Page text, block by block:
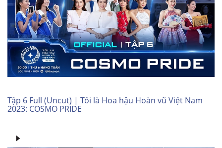
Tập 6 Full (Uncut) | Tôi là Hoa hậu Hoàn vũ Việt Nam
2023: COSMO PRIDE